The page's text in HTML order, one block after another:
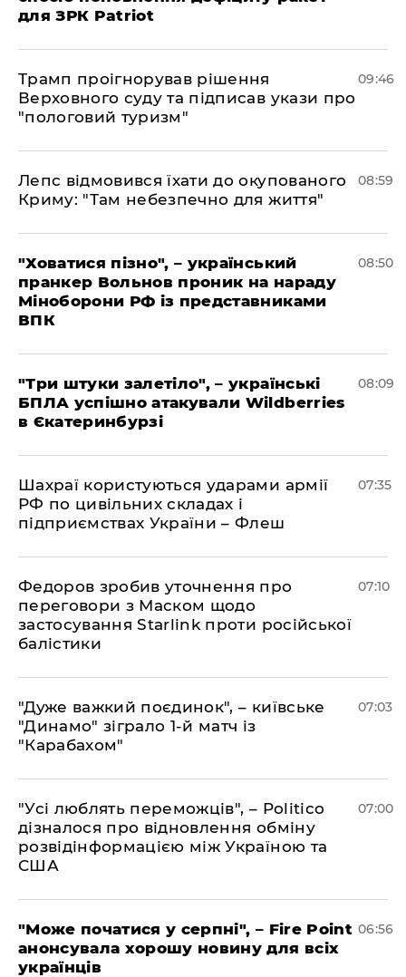
для ЗРК Patriot
Трамп проігнорував рішення
Верховного суду та підписав укази про
"пологовий туризм"
09:46
Лепс відмовився їхати до окупованого
Криму: "Там небезпечно для життя"
08:59
"Ховатися пізно", – український
пранкер Вольнов проник на нараду
Міноборони РФ із представниками
ВПК
08:50
"Три штуки залетіло", – українські
БПЛА успішно атакували Wildberries
в Єкатеринбурзі
08:09
Шахраї користуються ударами армії
РФ по цивільних складах і
підприємствах України – Флеш
07:35
Федоров зробив уточнення про
переговори з Маском щодо
застосування Starlink проти російської
балістики
07:10
"Дуже важкий поєдинок", – київське
"Динамо" зіграло 1-й матч із
"Карабахом"
07:03
"Усі люблять переможців", – Politico
дізналося про відновлення обміну
розвідінформацією між Україною та
США
07:00
"Може початися у серпні", – Fire Point
анонсувала хорошу новину для всіх
українців
06:56